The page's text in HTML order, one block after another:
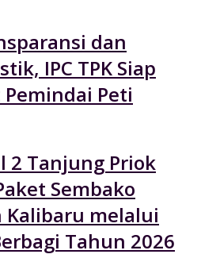
dan
IPC TPK Siap
Peti
2 Tanjung Priok
Sembako
Kalibaru melalui
Tahun 2026